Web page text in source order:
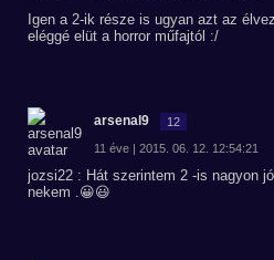
Igen a 2-ik része is ugyan azt az
eléggé elüt a horror műfajtól :/
arsenal9 12
11 éve | 2015. 06. 12. 12:54:21
jozsi22 : Hát szerintem 2 -is nagyon
nekem .😀😃